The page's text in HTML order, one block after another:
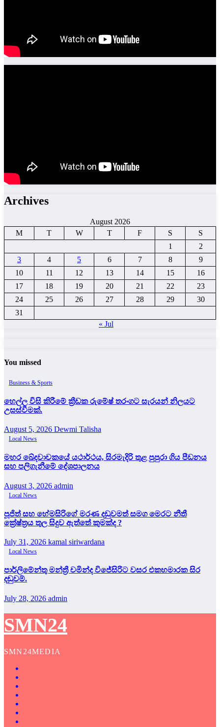
Archives
August 2026
M
T W T F S
S
1
2
3
4 5 6 7 8
9
10
11 12 13 14 15
16
17
18 19 20 21 22
23
24
25 26 27 28 29
30
31
« Jul
You missed
Business & Sports
හෙල්ල විසි කිරීමේ ක්‍රීඩක රුමේෂ් තරංගට සැරයන් නිලයට
උසස්වීමක්.
August 5, 2026 Dewmi Talisha
Local News
මහර ඛේදවාචකයේ යථාර්ථය, සිරමැදිරි තුළ පුපුරා ගිය පීඩනය
සහ පලිගැනීමේ දේශපාලනය
August 3, 2026 admin
Local News
පූජිත් සහ හේමසිරිගේ මරණ දඩුවමත් සමග මෙරට නීතී
ක්‍රේෂ්ත්‍රය තුල සිදුව ඇත්තේ කුමක්ද ?
July 31, 2026 kamal siriwardana
Local News
පාර්ලිමේන්තු මන්ත්‍රී චමින්ද විජේසිරිට වසර එකහමාරක සිර
දඬුවම්.
July 28, 2026 admin
SMN24
SMN24MEDIA